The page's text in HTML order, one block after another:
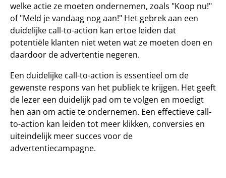
welke actie ze moeten ondernemen, zoals "Koop nu!"
of "Meld je vandaag nog aan!" Het gebrek aan een
duidelijke call-to-action kan ertoe leiden dat
potentiële klanten niet weten wat ze moeten doen en
daardoor de advertentie negeren.
Een duidelijke call-to-action is essentieel om de
gewenste respons van het publiek te krijgen. Het geeft
de lezer een duidelijk pad om te volgen en moedigt
hen aan om actie te ondernemen. Een effectieve call-
to-action kan leiden tot meer klikken, conversies en
uiteindelijk meer succes voor de
advertentiecampagne.